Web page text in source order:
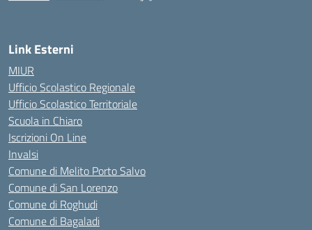
Link Esterni
MIUR
Ufficio Scolastico Regionale
Ufficio Scolastico Territoriale
Scuola in Chiaro
Iscrizioni On Line
Invalsi
Comune di Melito Porto Salvo
Comune di San Lorenzo
Comune di Roghudi
Comune di Bagaladi